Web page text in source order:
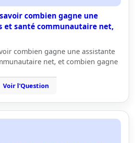
combien gagne une
et santé communautaire net,
combien gagne une assistante
net, et combien gagne
Voir l'Question